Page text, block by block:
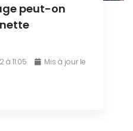
peut-on
11:05
Mis à jour le